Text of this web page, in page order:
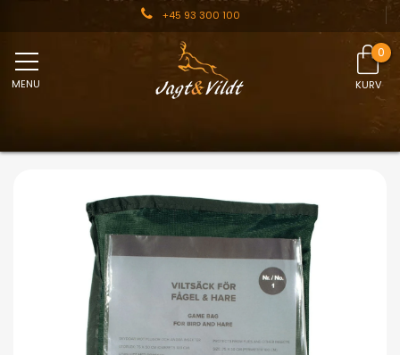
+45 93 300 100
KURV
MENU